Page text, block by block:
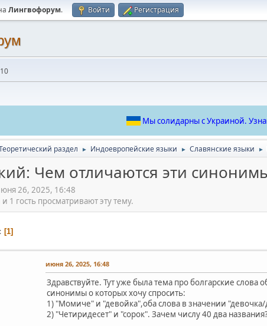
Лингвофорум. Войти Регистрация
Мы солидарны с Украиной.
раздел ► Индоевропейские языки ► Славянские языки ►
Чем отличаются эти
26, 2025, 16:48
1 гость просматривают эту тему.
1
июня 26, 2025, 16:48
Здравствуйте. Тут уже была тема про болгарские
синонимы о которых хочу спросить:
1) "Момиче" и "девойка",оба слова в значении
2) "Четиридесет" и "сорок". Зачем числу 40 два